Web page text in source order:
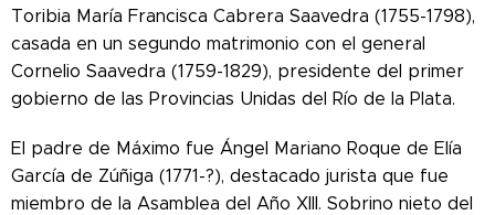
Toribia María Francisca Cabrera Saavedra (1755-1798),
casada en un segundo matrimonio con el general
Cornelio Saavedra (1759-1829), presidente del primer
gobierno de las Provincias Unidas del Río de la Plata.
El padre de Máximo fue Ángel Mariano Roque de Elía
García de Zúñiga (1771-?), destacado jurista que fue
miembro de la Asamblea del Año XIII. Sobrino nieto del